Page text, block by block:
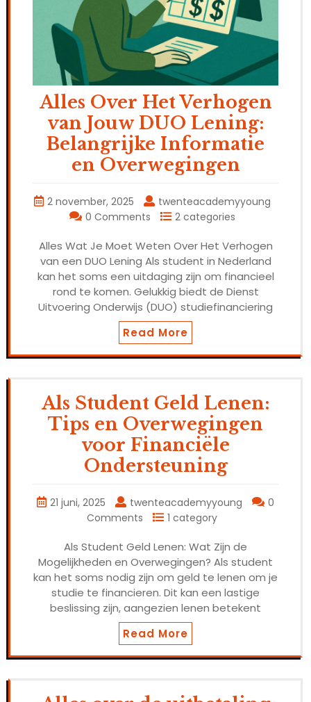
Alles Over Het Verhogen
van Jouw DUO Lening:
Belangrijke Informatie
en Overwegingen
2 november, 2025
twenteacademyyoung
0 Comments
2 categories
Alles Wat Je Moet Weten Over Het Verhogen
van een DUO Lening Als student in Nederland
kan het soms een uitdaging zijn om financieel
rond te komen. Gelukkig biedt de Dienst
Uitvoering Onderwijs (DUO) studiefinanciering
Read More
Als Student Geld Lenen:
Tips en Overwegingen
voor Financiële
Ondersteuning
21 juni, 2025 twenteacademyyoung
0
Comments
1 category
Als Student Geld Lenen: Wat Zijn de
Mogelijkheden en Overwegingen? Als student
kan het soms nodig zijn om geld te lenen om je
studie te financieren. Dit kan een lastige
beslissing zijn, aangezien lenen betekent
Read More